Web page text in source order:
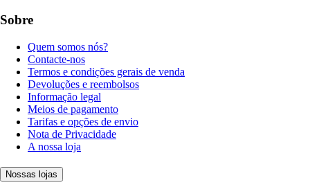
Sobre
Quem somos nós?
Contacte-nos
Termos e condições gerais de venda
Devoluções e reembolsos
Informação legal
Meios de pagamento
Tarifas e opções de envio
Nota de Privacidade
A nossa loja
Nossas lojas